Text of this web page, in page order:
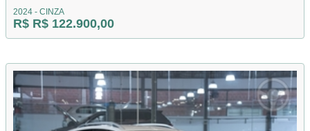
2024 - CINZA
R$ R$ 122.900,00